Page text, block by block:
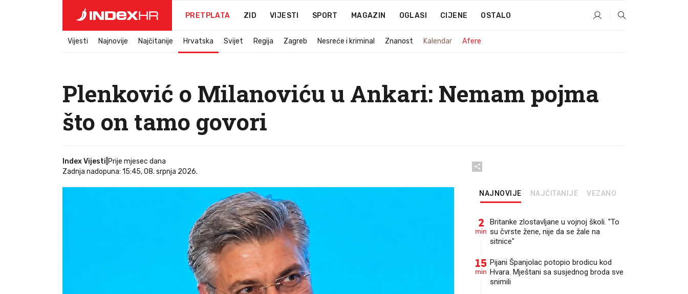
PRETPLATA ZID VIJESTI SPORT MAGAZIN OGLASI CIJENE OSTALO
Vijesti Najnovije Najčitanije Hrvatska Svijet Regija Zagreb Nesreće i kriminal Znanost Kalendar Afere
Plenković o Milanoviću u Ankari: Nemam pojma
što on tamo govori
Index Vijesti
Prije mjesec dana
Zadnja nadopuna: 15:45, 08. srpnja 2026.
NAJNOVIJE NAJČITANIJE VEZANO
2
min
Britanke zlostavljane u vojnoj školi. "To
su čvrste žene, nije da se žale na
sitnice"
15
min
Pijani Španjolac potopio brodicu kod
Hvara. Mještani sa susjednog broda sve
snimili